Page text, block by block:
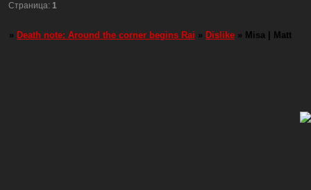
Страница:1
» Death note: Around the corner begins Rai » Dislike » Misa | Matt